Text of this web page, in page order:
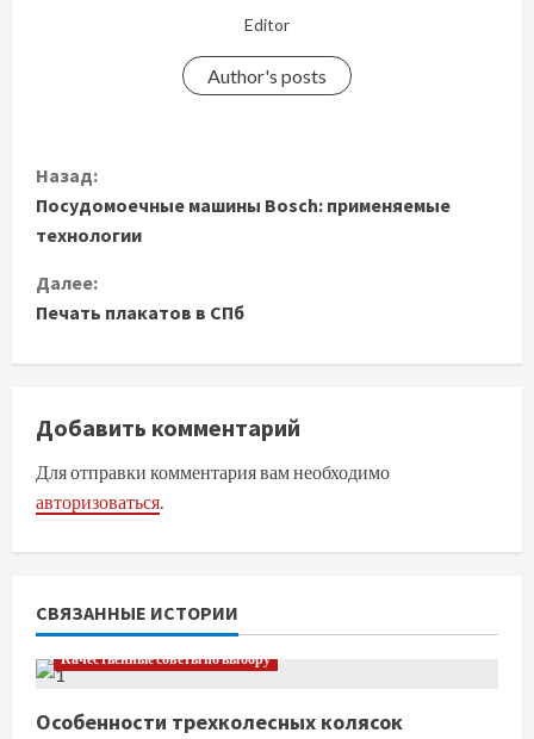
Editor
Author's posts
П
р
о
д
о
л
ж
и
т
ь
ч
т
Назад:
Посудомоечные машины Bosch: применяемые
технологии
Далее:
Печать плакатов в СПб
Добавить комментарий
Для отправки комментария вам необходимо
авторизоваться.
СВЯЗАННЫЕ ИСТОРИИ
Качественные советы по выбору
Особенности трехколесных колясок